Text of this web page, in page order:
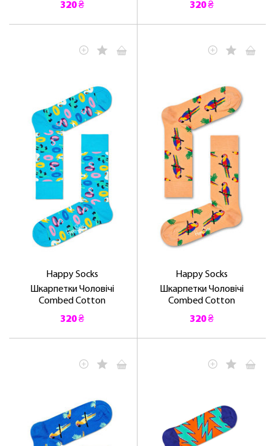
320 ₴ 320 ₴
Happy Socks
Шкарпетки Чоловічі
Combed Cotton
320 ₴
Happy Socks
Шкарпетки Чоловічі
Combed Cotton
320 ₴